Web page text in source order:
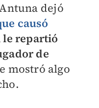
dejó
causó
le repartió
de
mostró algo